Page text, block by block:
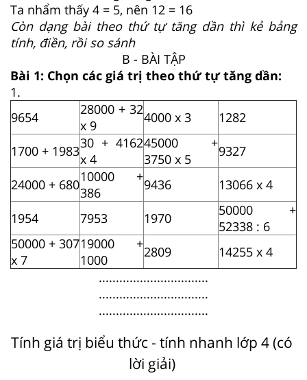
Ta nhẩm thấy 4 = 5, nên 12 = 16
Còn dạng bài theo thứ tự tăng dần thì kẻ bảng
tính, điền, rồi so sánh
B - BÀI TẬP
Bài 1: Chọn các giá trị theo thứ tự tăng dần:
1.
9654
28000 + 32
x 9
4000 x 3 1282
1700 + 198330 + 4162
x 4
45000 +
3750 x 5
9327
24000 + 68010000 +
386
9436 13066 x 4
1954 7953 1970
50000 +
52338 : 6
50000 + 307
x 7
19000 +
1000
2809
14255 x 4
................................
................................
................................
Tính giá trị biểu thức - tính nhanh lớp 4 (có
lời giải)